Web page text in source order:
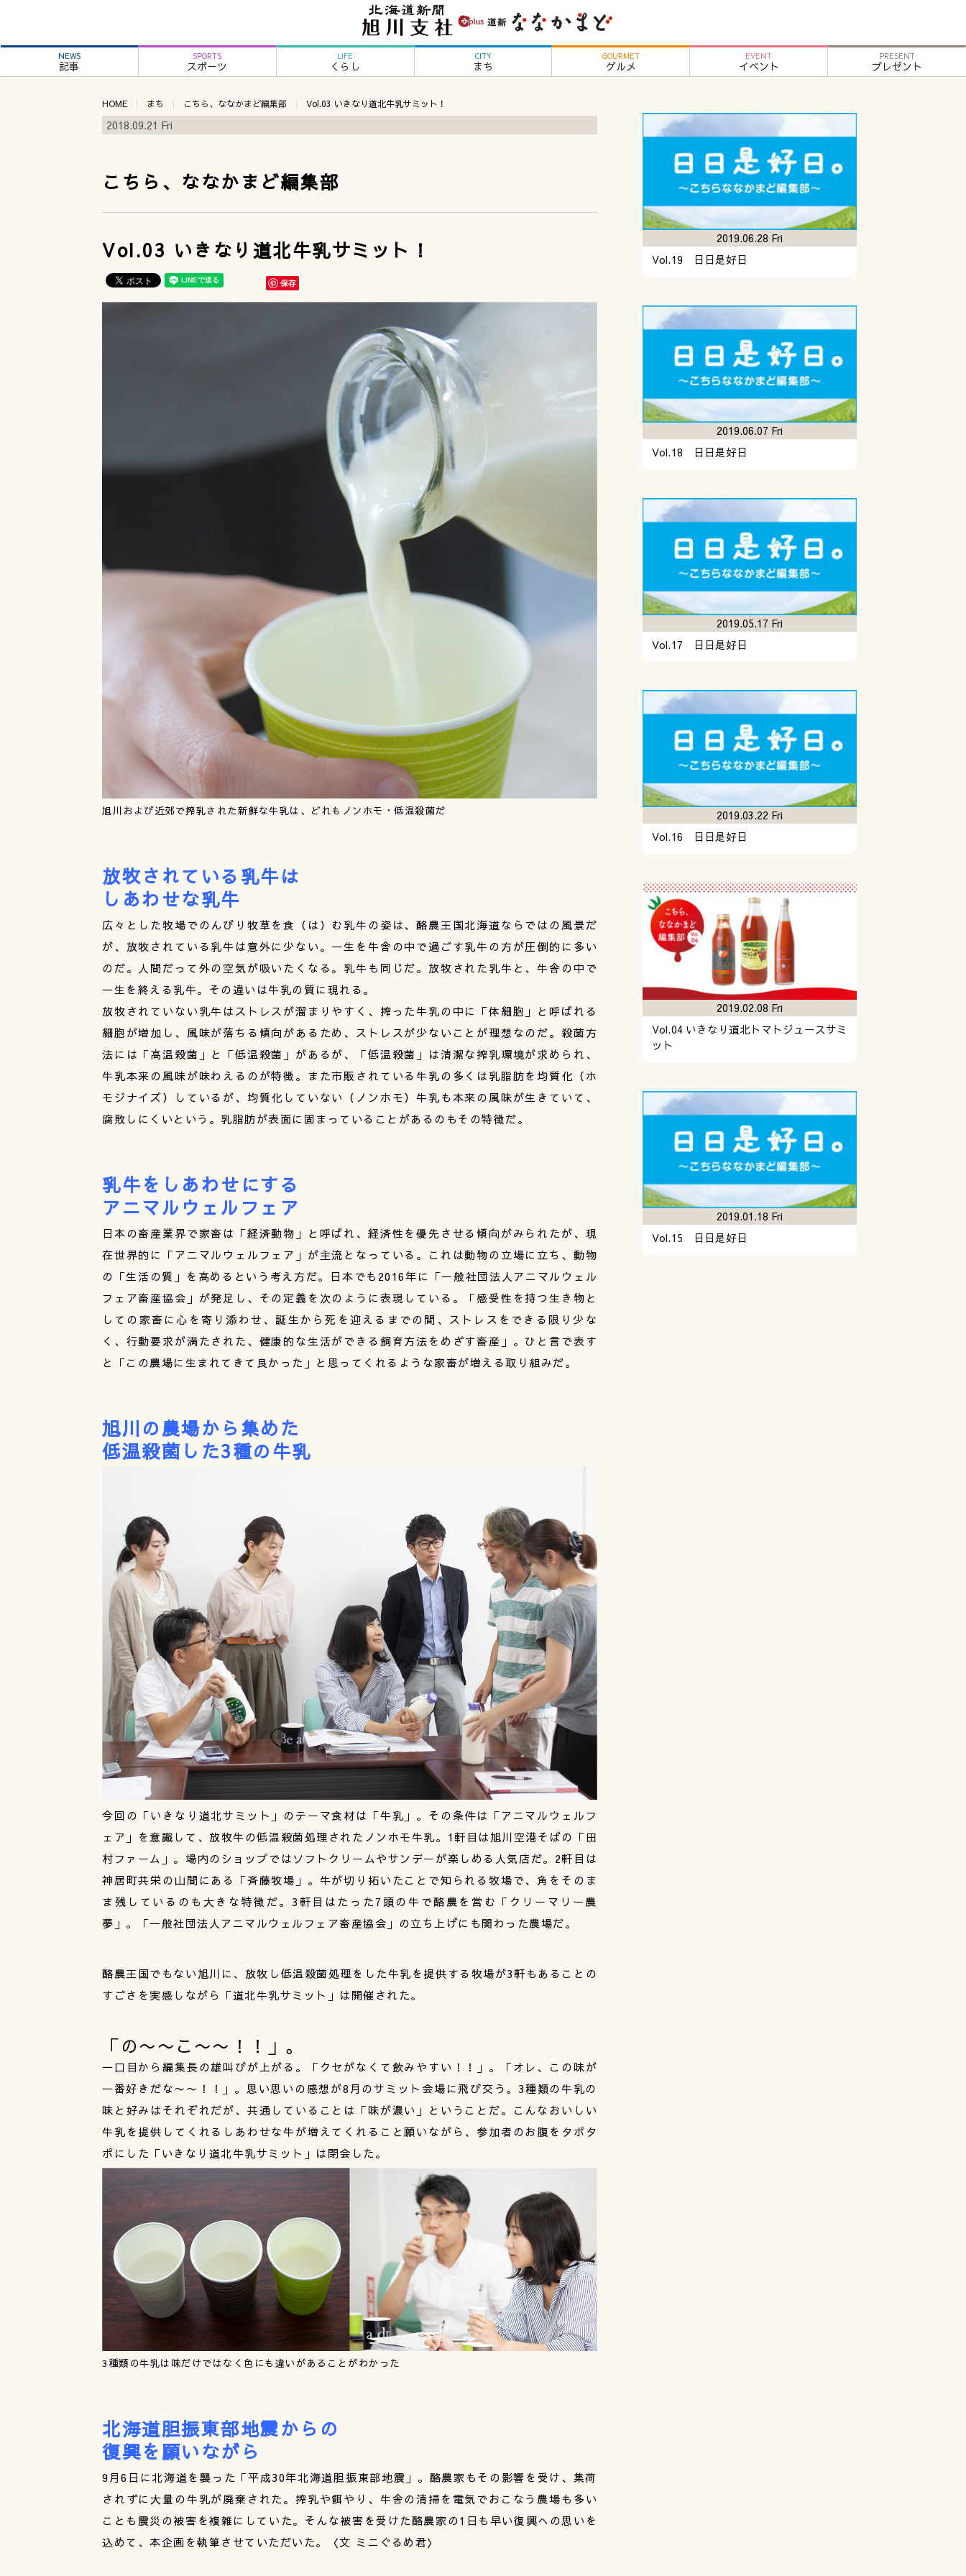
NEWS
記事
SPORTS
スポーツ
LIFE
くらし
CITY
まち
GOURMET
グルメ
EVENT
イベント
PRESENT
プレゼント
HOME まち こちら、ななかまど編集部 Vol.03 いきなり道北牛乳サミット！
2018.09.21 Fri
こちら、ななかまど編集部
Vol.03 いきなり道北牛乳サミット！
保存
旭川および近郊で搾乳された新鮮な牛乳は、どれもノンホモ・低温殺菌だ
放牧されている乳牛は
しあわせな乳牛
広々とした牧場でのんびり牧草を食（は）む乳牛の姿は、酪農王国北海道ならではの風景だ
が、放牧されている乳牛は意外に少ない。一生を牛舎の中で過ごす乳牛の方が圧倒的に多い
のだ。人間だって外の空気が吸いたくなる。乳牛も同じだ。放牧された乳牛と、牛舎の中で
一生を終える乳牛。その違いは牛乳の質に現れる。
放牧されていない乳牛はストレスが溜まりやすく、搾った牛乳の中に「体細胞」と呼ばれる
細胞が増加し、風味が落ちる傾向があるため、ストレスが少ないことが理想なのだ。殺菌方
法には「高温殺菌」と「低温殺菌」があるが、「低温殺菌」は清潔な搾乳環境が求められ、
牛乳本来の風味が味わえるのが特徴。また市販されている牛乳の多くは乳脂肪を均質化（ホ
モジナイズ）しているが、均質化していない（ノンホモ）牛乳も本来の風味が生きていて、
腐敗しにくいという。乳脂肪が表面に固まっていることがあるのもその特徴だ。
乳牛をしあわせにする
アニマルウェルフェア
日本の畜産業界で家畜は「経済動物」と呼ばれ、経済性を優先させる傾向がみられたが、現
在世界的に「アニマルウェルフェア」が主流となっている。これは動物の立場に立ち、動物
の「生活の質」を高めるという考え方だ。日本でも2016年に「一般社団法人アニマルウェル
フェア畜産協会」が発足し、その定義を次のように表現している。「感受性を持つ生き物と
しての家畜に心を寄り添わせ、誕生から死を迎えるまでの間、ストレスをできる限り少な
く、行動要求が満たされた、健康的な生活ができる飼育方法をめざす畜産」。ひと言で表す
と「この農場に生まれてきて良かった」と思ってくれるような家畜が増える取り組みだ。
旭川の農場から集めた
低温殺菌した3種の牛乳
今回の「いきなり道北サミット」のテーマ食材は「牛乳」。その条件は「アニマルウェルフ
ェア」を意識して、放牧牛の低温殺菌処理されたノンホモ牛乳。1軒目は旭川空港そばの「田
村ファーム」。場内のショップではソフトクリームやサンデーが楽しめる人気店だ。2軒目は
神居町共栄の山間にある「斉藤牧場」。牛が切り拓いたことで知られる牧場で、角をそのま
ま残しているのも大きな特徴だ。3軒目はたった7頭の牛で酪農を営む「クリーマリー農
夢」。「一般社団法人アニマルウェルフェア畜産協会」の立ち上げにも関わった農場だ。
酪農王国でもない旭川に、放牧し低温殺菌処理をした牛乳を提供する牧場が3軒もあることの
すごさを実感しながら「道北牛乳サミット」は開催された。
「の〜〜こ〜〜！！」。
一口目から編集長の雄叫びが上がる。「クセがなくて飲みやすい！！」。「オレ、この味が
一番好きだな〜〜！！」。思い思いの感想が8月のサミット会場に飛び交う。3種類の牛乳の
味と好みはそれぞれだが、共通していることは「味が濃い」ということだ。こんなおいしい
牛乳を提供してくれるしあわせな牛が増えてくれること願いながら、参加者のお腹をタポタ
ポにした「いきなり道北牛乳サミット」は閉会した。
3種類の牛乳は味だけではなく色にも違いがあることがわかった
北海道胆振東部地震からの
復興を願いながら
9月6日に北海道を襲った「平成30年北海道胆振東部地震」。酪農家もその影響を受け、集荷
されずに大量の牛乳が廃棄された。搾乳や餌やり、牛舎の清掃を電気でおこなう農場も多い
ことも震災の被害を複雑にしていた。そんな被害を受けた酪農家の1日も早い復興への思いを
込めて、本企画を執筆させていただいた。〈文 ミニぐるめ君〉
Vol.19 日日是好日
2019.06.28 Fri
Vol.18 日日是好日
2019.06.07 Fri
Vol.17 日日是好日
2019.05.17 Fri
Vol.16 日日是好日
2019.03.22 Fri
Vol.04 いきなり道北トマトジュースサミ
ット
2019.02.08 Fri
Vol.15 日日是好日
2019.01.18 Fri